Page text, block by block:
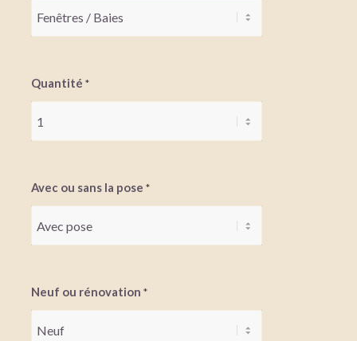
Quantité *
Avec ou sans la pose *
Neuf ou rénovation *